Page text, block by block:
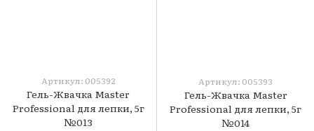
Артикул: 005392
Гель-Жвачка Master
Professional для лепки, 5г
№013
Артикул: 005393
Гель-Жвачка Master
Professional для лепки, 5г
№014